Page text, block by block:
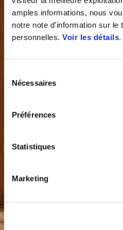
amples informations, nous
notre note d’information sur
personnelles. Voir les détails.
Nécessaires
Préférences
Statistiques
Marketing